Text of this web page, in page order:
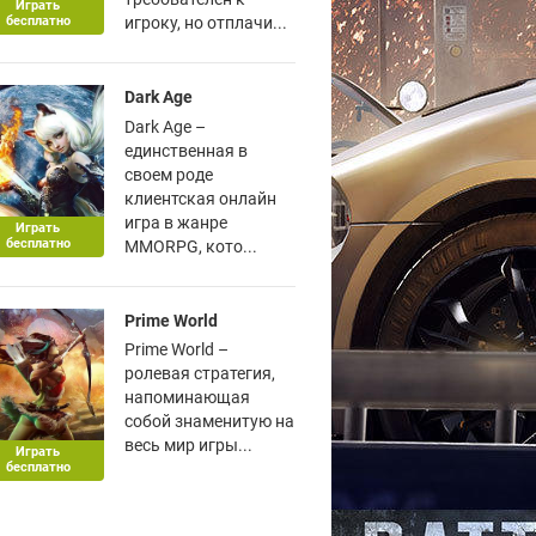
Играть
бесплатно
игроку, но отплачи...
Играть
бесплатно
Dark Age
Dark Age –
единственная в
своем роде
клиентская онлайн
игра в жанре
MMORPG, кото...
Играть
бесплатно
Prime World
Prime World –
ролевая стратегия,
напоминающая
собой знаменитую на
весь мир игры...